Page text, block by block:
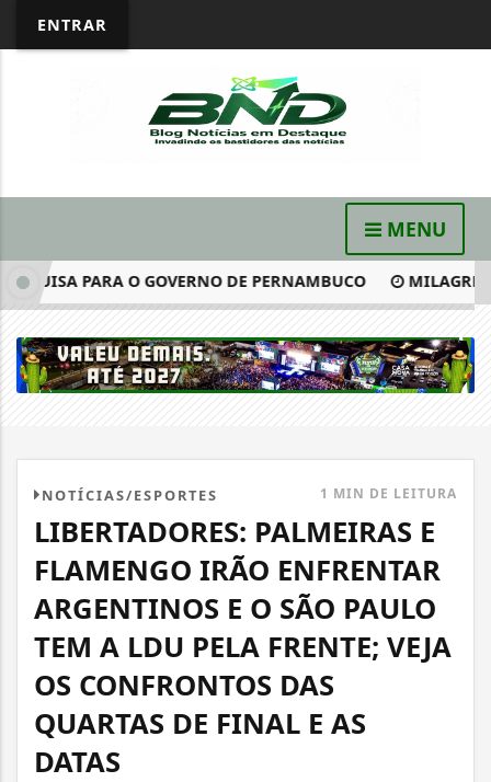
ENTRAR
MENU
PARA O GOVERNO DE PERNAMBUCO MILAGRE:
NOTÍCIAS/ESPORTES 1 MIN DE LEITURA
LIBERTADORES: PALMEIRAS E
FLAMENGO IRÃO ENFRENTAR
ARGENTINOS E O SÃO PAULO
TEM A LDU PELA FRENTE; VEJA
OS CONFRONTOS DAS
QUARTAS DE FINAL E AS
DATAS